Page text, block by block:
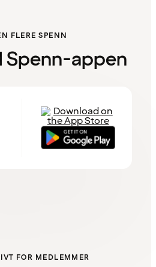
FLERE SPENN
Spenn-appen
FOR MEDLEMMER